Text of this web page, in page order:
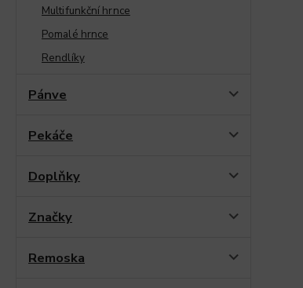
Multifunkční hrnce
Pomalé hrnce
Rendlíky
Pánve
Pekáče
Doplňky
Značky
Remoska